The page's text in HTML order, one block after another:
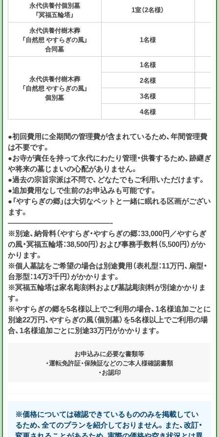
永代供養付個別墓
「冥福五輪塔」
1室（2名様）
永代供養付樹木葬
「自然想 やすらぎの風」
合同墓
1名様
永代供養付樹木葬
「自然想 やすらぎの風」
個別墓
1名様
2名様
3名様
4名様
●初回費用に全期間の管理費が含まれているため、年間管理費
は不要です。
●お寺が責任を持って永代にわたり管理・供養するため、跡継ぎ
や将来の墓じまいの心配がありません。
●過去の宗旨宗派は不問で、どなたでもご利用いただけます。
●追加費用なしで生前のお申込みも可能です。
●「やすらぎの郷」は大切なペットと一緒に眠れる区画がござい
ます。
——————————————-
※別途、納骨料（やすらぎ・やすらぎの郷：33,000円／やすらぎ
の風・冥福五輪塔：38,500円）および事務手数料（5,500円）がか
かります。
※個人墓誌をご希望の場合は別途費用（表札型：11万円、扇型・
台形型：14万3千円）がかかります。
※冥福五輪塔は家名彫刻料および墓誌彫刻料が別途かかりま
す。
※やすらぎの郷を5名様以上でご利用の場合、1名様追加ごとに
別途22万円、やすらぎの風（個別墓）を5名様以上でご利用の場
合、1名様追加ごとに別途33万円がかかります。
お申込みに必要な書類等
・運転免許証・保険証などのご本人様確認書類
・お認印
※価格については確認できているもののみを掲載してい
るため、全てのプランを紹介しておりません。また、改訂・